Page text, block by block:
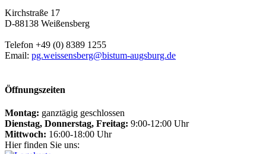
Kirchstraße 17
D-88138 Weißensberg
Telefon +49 (0) 8389 1255
Email: pg.weissensberg@bistum-augsburg.de
Öffnungszeiten
Montag: ganztägig geschlossen
Dienstag, Donnerstag, Freitag: 9:00-12:00 Uhr
Mittwoch: 16:00-18:00 Uhr
Hier finden Sie uns: